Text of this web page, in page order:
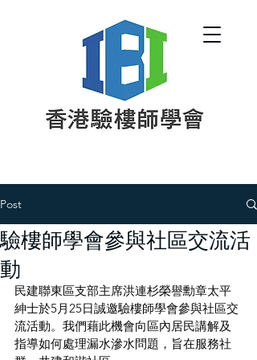
Post
驗樓師學會參與社區交流活
動
民建聯東區支部主席洪連杉榮譽勳章太平
紳士於5月25日誠邀驗樓師學會參與社區交
流活動。我們藉此機會向區內居民講解及
指導如何處理漏水滲水問題，旨在服務社